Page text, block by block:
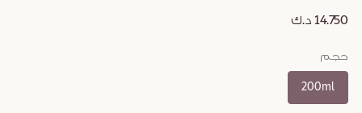
14.750 د.ك
حجم
200ml